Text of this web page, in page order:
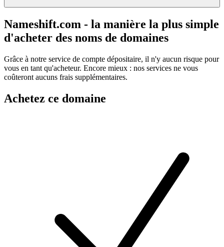
Nameshift.com - la manière la plus simple
d'acheter des noms de domaines
Grâce à notre service de compte dépositaire, il n'y aucun risque pour
vous en tant qu'acheteur. Encore mieux : nos services ne vous
coûteront aucuns frais supplémentaires.
Achetez ce domaine